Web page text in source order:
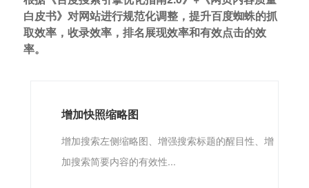
白皮书》对网站进行规范化调整，提升百度蜘蛛的抓
取效率，收录效率，排名展现效率和有效点击的效
率。
增加快照缩略图
增加搜索左侧缩略图、增强搜索标题的醒目性、增
加搜索简要内容的有效性...